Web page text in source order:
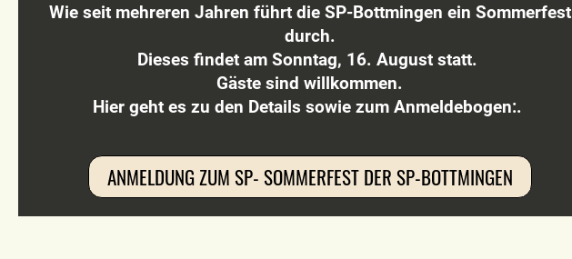
Wie seit mehreren Jahren führt die SP-Bottmingen ein Sommerfest
durch.
Dieses findet am Sonntag, 16. August statt.
Gäste sind willkommen.
Hier geht es zu den Details sowie zum Anmeldebogen:.
ANMELDUNG ZUM SP- SOMMERFEST DER SP-BOTTMINGEN